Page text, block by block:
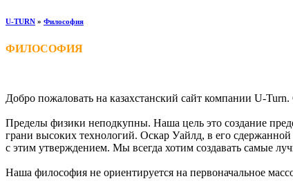
U-TURN » Философия
ФИЛОСОФИЯ
Добро пожаловать на казахстанский сайт компании U-
Пределы физики неподкупны. Наша цель это создание
грани высоких технологий. Оскар Уайлд, в его
с этим утверждением. Мы всегда хотим создавать самые
Наша философия не ориентируется на первоначальное